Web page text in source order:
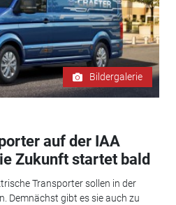
Bildergalerie
auf der IAA
Zukunft startet bald
Transporter sollen in der
Demnächst gibt es sie auch zu